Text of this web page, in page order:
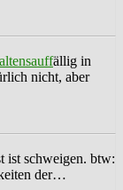
ällig in
nicht, aber
ist schweigen. btw:
der…